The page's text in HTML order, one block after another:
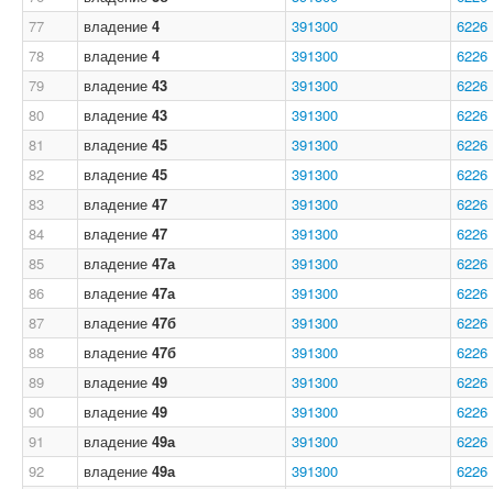
77
владение 4 391300
6226
78
владение 4 391300
6226
79
владение 43 391300
6226
80
владение 43 391300
6226
81
владение 45 391300
6226
82
владение 45 391300
6226
83
владение 47 391300
6226
84
владение 47 391300
6226
85
владение 47а 391300
6226
86
владение 47а 391300
6226
87
владение 47б 391300
6226
88
владение 47б 391300
6226
89
владение 49 391300
6226
90
владение 49 391300
6226
91
владение 49а 391300
6226
92
владение 49а 391300
6226